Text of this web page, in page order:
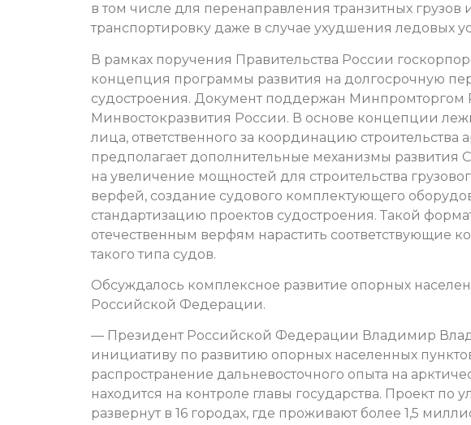
в том числе для перенаправления транзитных грузов
транспортировку даже в случае ухудшения ледовых
В рамках поручения Правительства России
концепция программы развития на долгосрочную
судостроения. Документ поддержан
Минвостокразвития России. В основе концепции
лица, ответственного за координацию строительства
предполагает дополнительные механизмы развития
на увеличение мощностей для строительства
верфей, создание судового комплектующего
стандартизацию проектов судостроения. Такой
отечественным верфям нарастить соответствующие
такого типа судов.
Обсуждалось комплексное развитие опорных
Российской Федерации.
— Президент Российской Федерации Владимир
инициативу по развитию опорных населенных
распространение дальневосточного опыта на
находится на контроле главы государства. Проект
развернут в 16 городах, где проживают более 1,5